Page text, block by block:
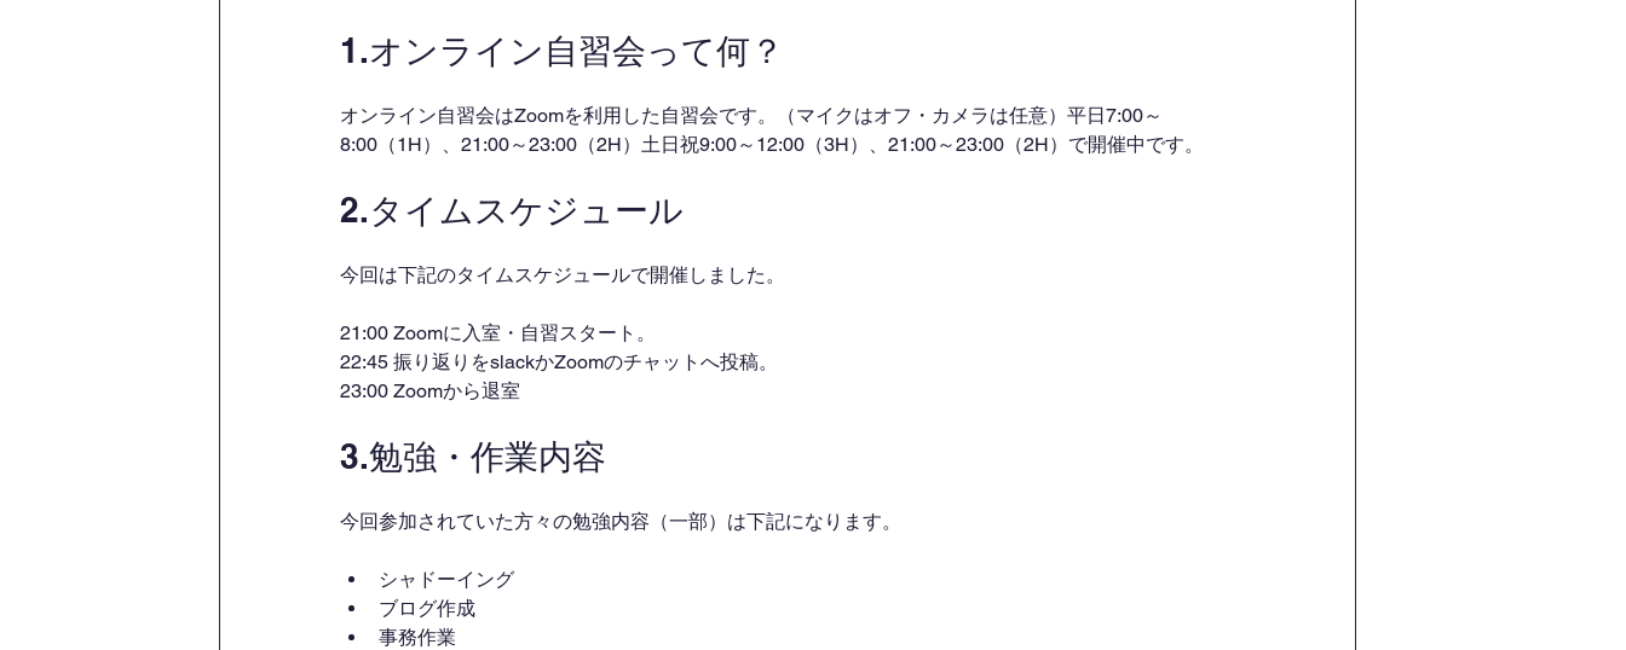
1.オンライン自習会って何？
オンライン自習会はZoomを利用した自習会です。（マイクはオフ・カメラは任意）平日7:00～
8:00（1H）、21:00～23:00（2H）土日祝9:00～12:00（3H）、21:00～23:00（2H）で開催中です。
2.タイムスケジュール
今回は下記のタイムスケジュールで開催しました。
21:00 Zoomに入室・自習スタート。
22:45 振り返りをslackかZoomのチャットへ投稿。
23:00 Zoomから退室
3.勉強・作業内容
今回参加されていた方々の勉強内容（一部）は下記になります。
シャドーイング
ブログ作成
事務作業